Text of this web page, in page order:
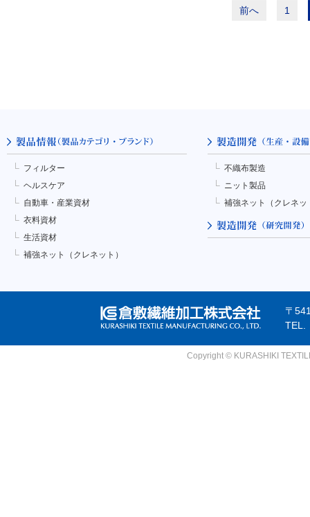
前へ 1
フィルター
ヘルスケア
自動車・産業資材
衣料資材
生活資材
補強ネット（クレネット）
不織布製造
ニット製品
補強ネット（クレネッ
〒
TEL.
Copyright © KURASHIKI